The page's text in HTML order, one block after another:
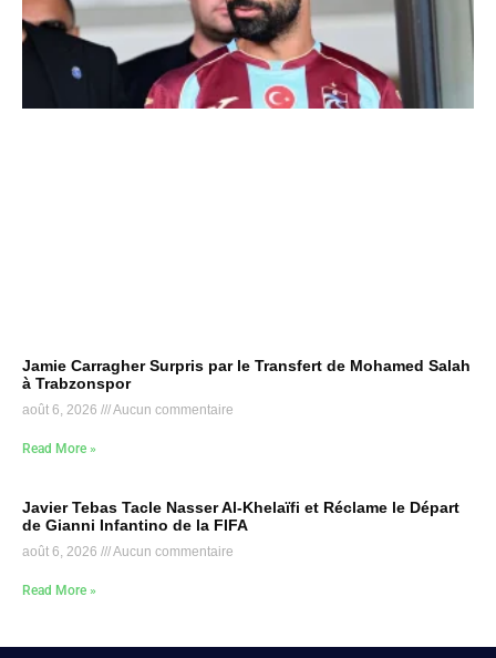
Jamie Carragher Surpris par le Transfert de Mohamed Salah
à Trabzonspor
août 6, 2026 Aucun commentaire
Read More »
Javier Tebas Tacle Nasser Al-Khelaïfi et Réclame le Départ
de Gianni Infantino de la FIFA
août 6, 2026 Aucun commentaire
Read More »